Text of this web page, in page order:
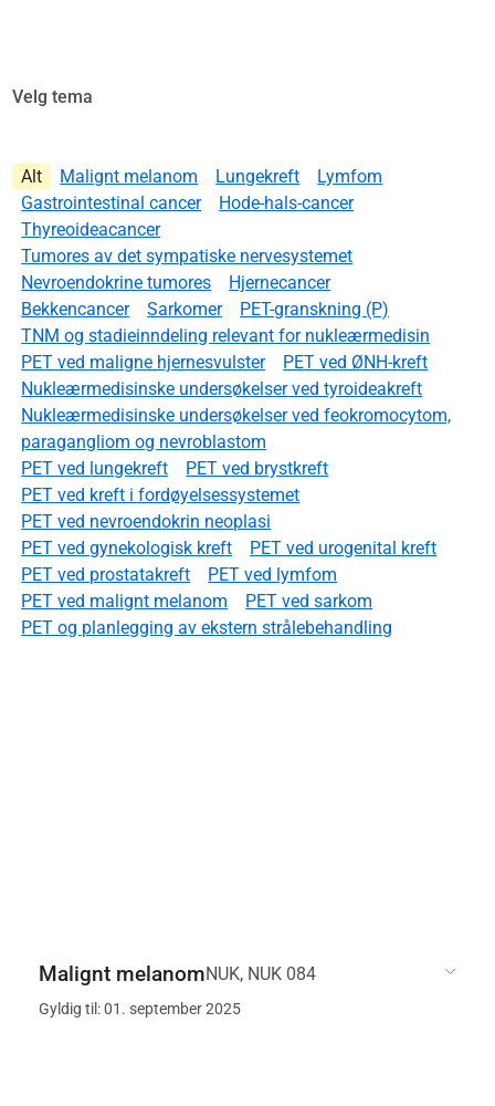
Velg tema
Alt Malignt melanom Lungekreft
Lymfom
Gastrointestinal cancer
Hode-hals-cancer
Thyreoideacancer
Tumores av det sympatiske nervesystemet
Nevroendokrine tumores
Hjernecancer
Bekkencancer
Sarkomer
PET-granskning (P)
TNM og stadieinndeling relevant for nukleærmedisin
PET ved maligne hjernesvulster
PET ved ØNH-kreft
Nukleærmedisinske undersøkelser ved tyroideakreft
Nukleærmedisinske undersøkelser ved feokromocytom,
paragangliom og nevroblastom
PET ved lungekreft
PET ved brystkreft
PET ved kreft i fordøyelsessystemet
PET ved nevroendokrin neoplasi
PET ved gynekologisk kreft
PET ved urogenital kreft
PET ved prostatakreft
PET ved lymfom
PET ved malignt melanom
PET ved sarkom
PET og planlegging av ekstern strålebehandling
Malignt melanomNUK, NUK 084
Gyldig til: 01. september 2025